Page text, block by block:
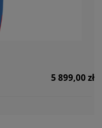
5 899,00 zł